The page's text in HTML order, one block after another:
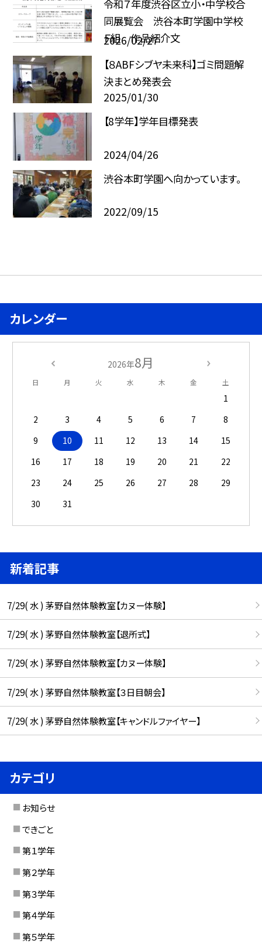
令和７年度渋谷区立小・中学校合
同展覧会 渋谷本町学園中学校
Ｆ組 作品紹介文
2026/02/27
【８ABFシブヤ未来科】ゴミ問題解
決まとめ発表会
2025/01/30
【8学年】学年目標発表
2024/04/26
渋谷本町学園へ向かっています。
2022/09/15
カレンダー
2026年8月
日 月 火 水 木 金 土
1
2
3 4 5 6 7
8
9
10 11 12 13 14
15
16
17 18 19 20 21
22
23
24 25 26 27 28
29
30
31
新着記事
7/29( 水 ) 茅野自然体験教室【カヌー体験】
7/29( 水 ) 茅野自然体験教室【退所式】
7/29( 水 ) 茅野自然体験教室【カヌー体験】
7/29( 水 ) 茅野自然体験教室【３日目朝会】
7/29( 水 ) 茅野自然体験教室【キャンドルファイヤー】
カテゴリ
お知らせ
できごと
第１学年
第２学年
第３学年
第４学年
第５学年